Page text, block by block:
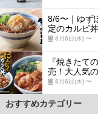
8/6〜｜ゆず
定のカルビ
8月6日(木) 〜
『焼きたて
売！大人気
8月6日(木) 〜
おすすめカテゴリー